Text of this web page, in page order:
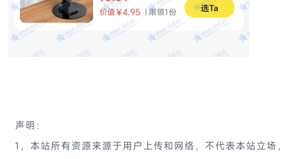
声明：
1，本站所有资源来源于用户上传和网络，不代表本站立场，